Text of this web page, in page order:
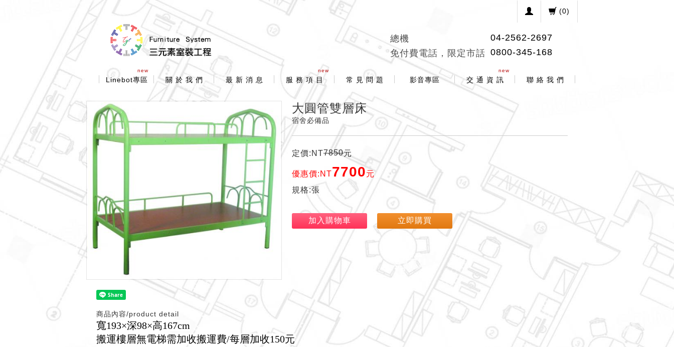
(0)
總機
04-2562-2697
免付費電話，限定市話 0800-345-168
new
Linebot專區 關 於 我 們 最 新 消 息
new
服 務 項 目 常 見 問 題 影音專區
new
交 通 資 訊 聯 絡 我 們
大圓管雙層床
宿舍必備品
定價:NT7850元
優惠價:NT7700元
規格:張
加入購物車 立即購買
商品內容/product detail
寬193×深98×高167cm
搬運樓層無電梯需加收搬運費/每層加收150元